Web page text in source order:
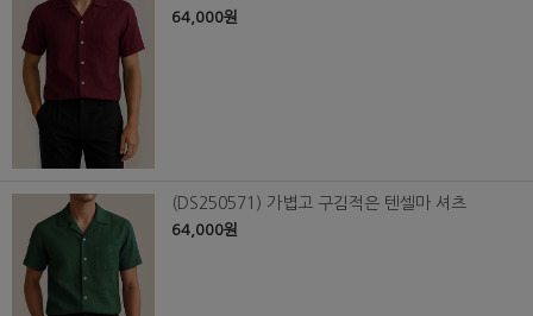
64,000원
(DS250571) 가볍고 구김적은 텐셀마 셔츠
64,000원